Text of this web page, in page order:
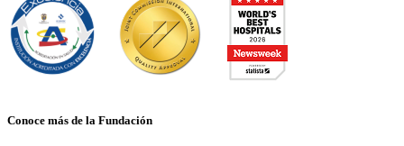
Conoce más de la Fundación